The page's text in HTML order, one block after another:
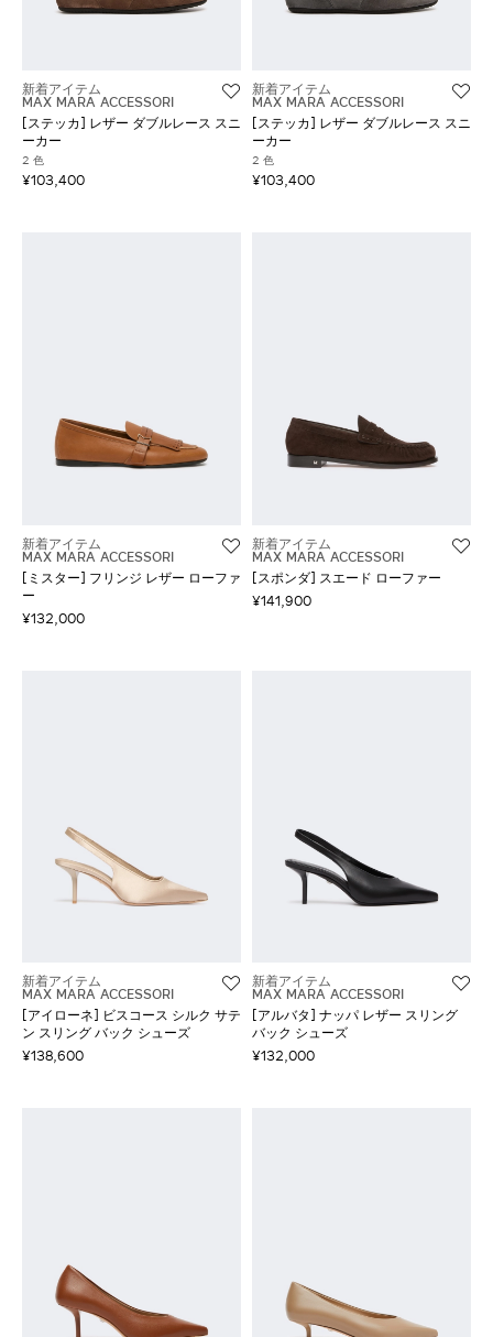
新着アイテム
MAX MARA ACCESSORI
[ステッカ] レザー ダブルレース スニ
ーカー
2 色
¥103,400
新着アイテム
MAX MARA ACCESSORI
[ステッカ] レザー ダブルレース スニ
ーカー
2 色
¥103,400
新着アイテム
MAX MARA ACCESSORI
[ミスター] フリンジ レザー ローファ
ー
¥132,000
新着アイテム
MAX MARA ACCESSORI
[スポンダ] スエード ローファー
¥141,900
新着アイテム
MAX MARA ACCESSORI
[アイローネ] ビスコース シルク サテ
ン スリング バック シューズ
¥138,600
新着アイテム
MAX MARA ACCESSORI
[アルバタ] ナッパ レザー スリング
バック シューズ
¥132,000